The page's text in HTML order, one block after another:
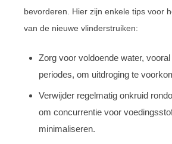
bevorderen. Hier zijn enkele tips voor
van de nieuwe vlinderstruiken:
Zorg voor voldoende water,
periodes, om uitdroging te
Verwijder regelmatig onkruid
om concurrentie voor
minimaliseren.